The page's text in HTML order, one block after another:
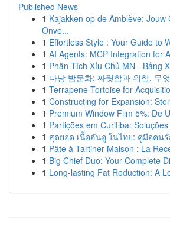
Published News
1 Kajakken op de Amblève: Jouw
Onve...
1 Effortless Style : Your Guide to
1 AI Agents: MCP Integration for
1 Phân Tích Xỉu Chủ MN - Bảng
1 다낭 밤문화: 짜릿함과 위험, 무
1 Terrapene Tortoise for
1 Constructing for Expansion:
1 Premium Window Film 5%: De
1 Partições em Curitiba:
1 สุดยอด เนื้อฮันอู ในไทย: คู่มือคนรั
1 Pâte à Tartiner Maison : La
1 Big Chief Duo: Your Complete
1 Long-lasting Fat Reduction: A